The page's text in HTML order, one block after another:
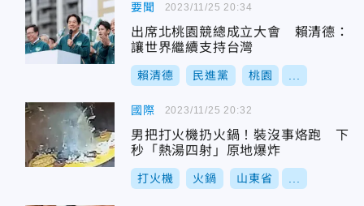
要聞
出席北桃園競總成立大會 賴清德：
讓世界繼續支持台灣
賴清德 民進黨 桃園
2023/11/25 20:34
國際
男把打火機扔火鍋！裝沒事烙跑 下
秒「熱湯四射」原地爆炸
打火機 火鍋 山東省
2023/11/25 20:32